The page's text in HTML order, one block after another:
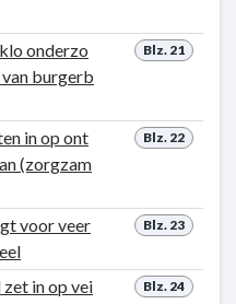
Blz. 21
onderzo
burgerb
Blz. 22
in op ont
(zorgzam
Blz. 23
voor veer
Blz. 24
in op vei